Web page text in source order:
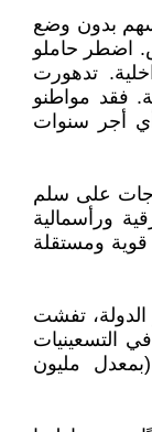
بدون وضع
اضطر حاملو
تدهورت
فقد مواطنو
أي أجر سنوات
على سلم
ورأسمالية
ومستقلة
الدولة، تفشت
التسعينيات
مليون